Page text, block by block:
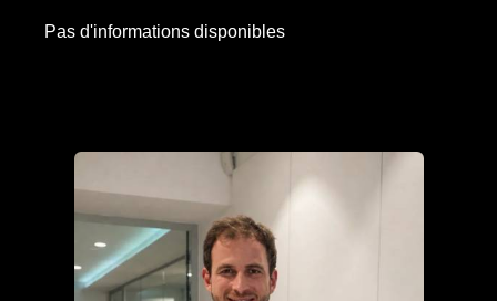
Pas d'informations disponibles